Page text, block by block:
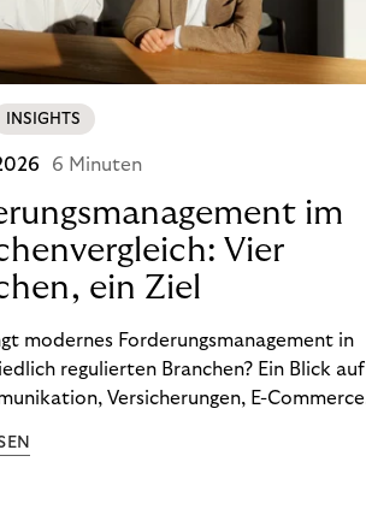
INSIGHTS
6 Minuten
im
Vier
ein Ziel
modernes Forderungsmanagement in
regulierten Branchen? Ein Blick auf
Versicherungen, E-Commerce
will, braucht keine